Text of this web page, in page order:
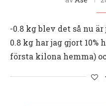
-0.8 kg blev det så nu är
0.8 kg har jag gjort
första kilona hemma)